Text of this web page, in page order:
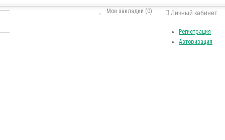
Личный кабинет
Регистрация
Авторизация
Мои закладки (0)